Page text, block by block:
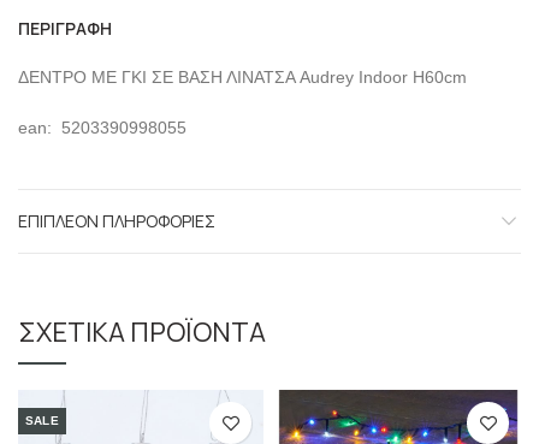
ΠΕΡΙΓΡΑΦΉ
ΔΕΝΤΡΟ ΜΕ ΓΚΙ ΣΕ ΒΑΣΗ ΛΙΝΑΤΣΑ Audrey Indoor H60cm
ean: 5203390998055
ΕΠΙΠΛΈΟΝ ΠΛΗΡΟΦΟΡΊΕΣ
ΣΧΕΤΙΚΆ ΠΡΟΪΌΝΤΑ
SALE